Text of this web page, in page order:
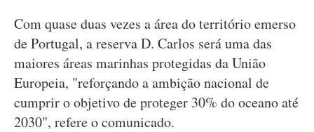
Com quase duas vezes a área do território emerso
de Portugal, a reserva D. Carlos será uma das
maiores áreas marinhas protegidas da União
Europeia, "reforçando a ambição nacional de
cumprir o objetivo de proteger 30% do oceano até
2030", refere o comunicado.